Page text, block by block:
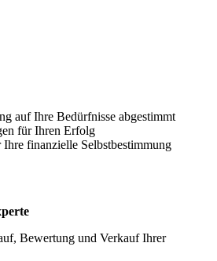
auf Ihre Bedürfnisse abgestimmt
für Ihren Erfolg
finanzielle Selbstbestimmung
Bewertung und Verkauf Ihrer